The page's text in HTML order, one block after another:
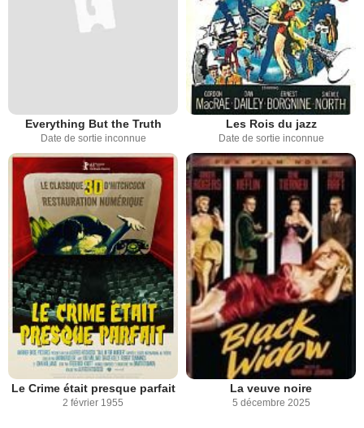
Everything But the Truth
Date de sortie inconnue
Les Rois du jazz
Date de sortie inconnue
Le Crime était presque parfait
2 février 1955
La veuve noire
5 décembre 2025